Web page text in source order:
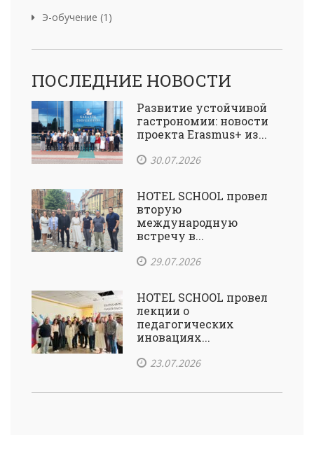
Э-обучение (1)
ПОСЛЕДНИЕ НОВОСТИ
Развитие устойчивой
гастрономии: новости
проекта Erasmus+ из...
30.07.2026
HOTEL SCHOOL провел
вторую
международную
встречу в...
29.07.2026
HOTEL SCHOOL провел
лекции о
педагогических
иновациях...
23.07.2026